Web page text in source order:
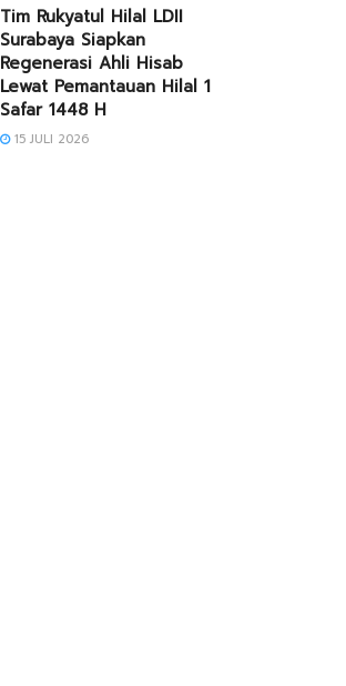
Tim Rukyatul Hilal LDII
Surabaya Siapkan
Regenerasi Ahli Hisab
Lewat Pemantauan Hilal 1
Safar 1448 H
15 JULI 2026